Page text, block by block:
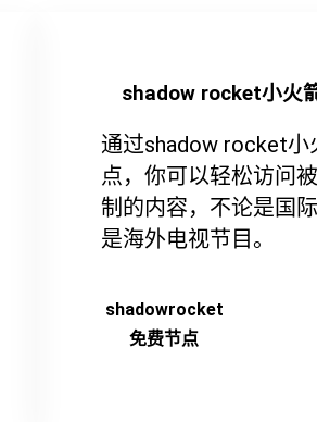
shadow rocket小火
通过shadow rocket小
点，你可以轻松访问
制的内容，不论是国
是海外电视节目。
shadowrocket
免费节点